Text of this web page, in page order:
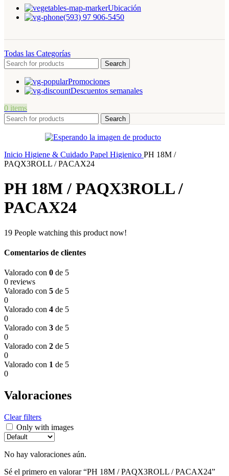
Ubicación
(593) 97 906-5450
Todas las Categorías
Search
Promociones
Descuentos semanales
0 items
Search
Inicio Higiene & Cuidado Papel Higienico PH 18M /
PAQX3ROLL / PACAX24
PH 18M / PAQX3ROLL /
PACAX24
19 People watching this product now!
Comentarios de clientes
Valorado con 0 de 5
0 reviews
Valorado con 5 de 5
0
Valorado con 4 de 5
0
Valorado con 3 de 5
0
Valorado con 2 de 5
0
Valorado con 1 de 5
0
Valoraciones
Clear filters
Only with images
No hay valoraciones aún.
Sé el primero en valorar “PH 18M / PAQX3ROLL / PACAX24”